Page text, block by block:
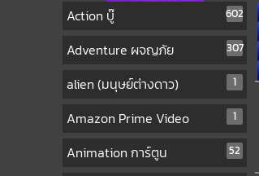
Action บู๊ 602
Adventure ผจญภัย 307
alien (มนุษย์ต่างดาว) 1
Amazon Prime Video 1
Animation การ์ตูน 52